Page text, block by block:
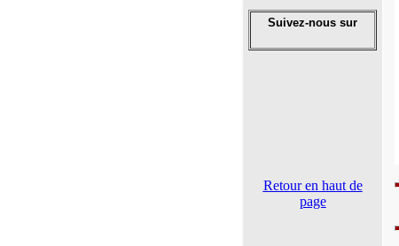
Suivez-nous sur
Retour en haut de
page